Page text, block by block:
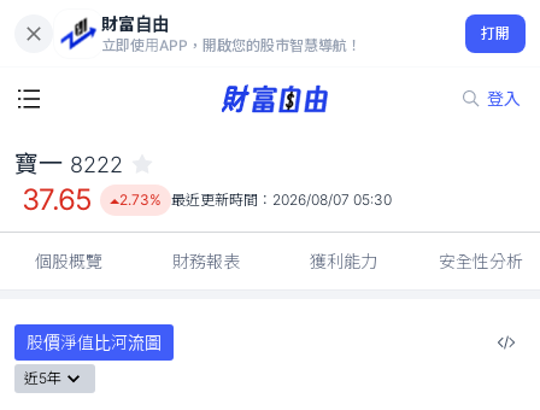
財富自由
立即使用APP，開啟您的股市智慧導航！
打開
登入
37.65
2.73%
寶一 8222
37.65 2.73% 最近更新時間： 2026/08/07 05:30
個股概覽 財務報表 獲利能力 安全性分析
股價淨值比河流圖
近5年